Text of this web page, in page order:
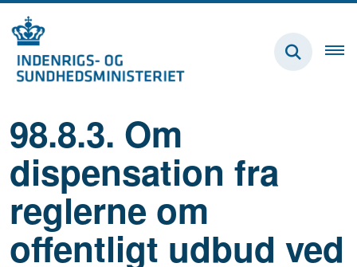
98.8.3. Om
dispensation fra
reglerne om
offentligt udbud ved